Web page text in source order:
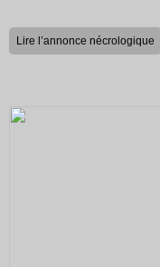
Lire l’annonce nécrologique